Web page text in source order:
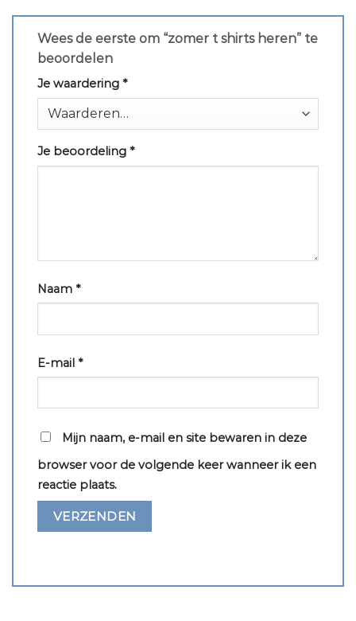
Wees de eerste om “zomer t shirts heren” te
beoordelen
Je waardering *
Je beoordeling *
Naam *
E-mail *
Mijn naam, e-mail en site bewaren in deze
browser voor de volgende keer wanneer ik een
reactie plaats.